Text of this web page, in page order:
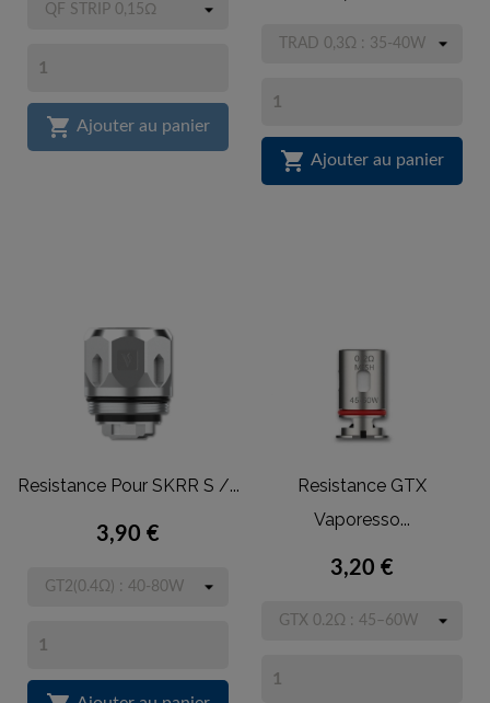
 Ajouter au panier
 Ajouter au panier
Resistance Pour SKRR S /...
3,90 €
Resistance GTX
Vaporesso...
3,20 €